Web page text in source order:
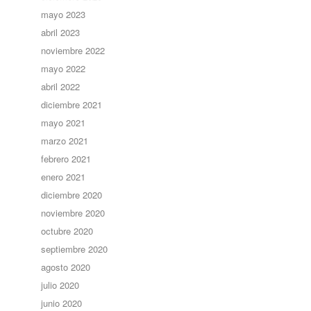
mayo 2023
abril 2023
noviembre 2022
mayo 2022
abril 2022
diciembre 2021
mayo 2021
marzo 2021
febrero 2021
enero 2021
diciembre 2020
noviembre 2020
octubre 2020
septiembre 2020
agosto 2020
julio 2020
junio 2020